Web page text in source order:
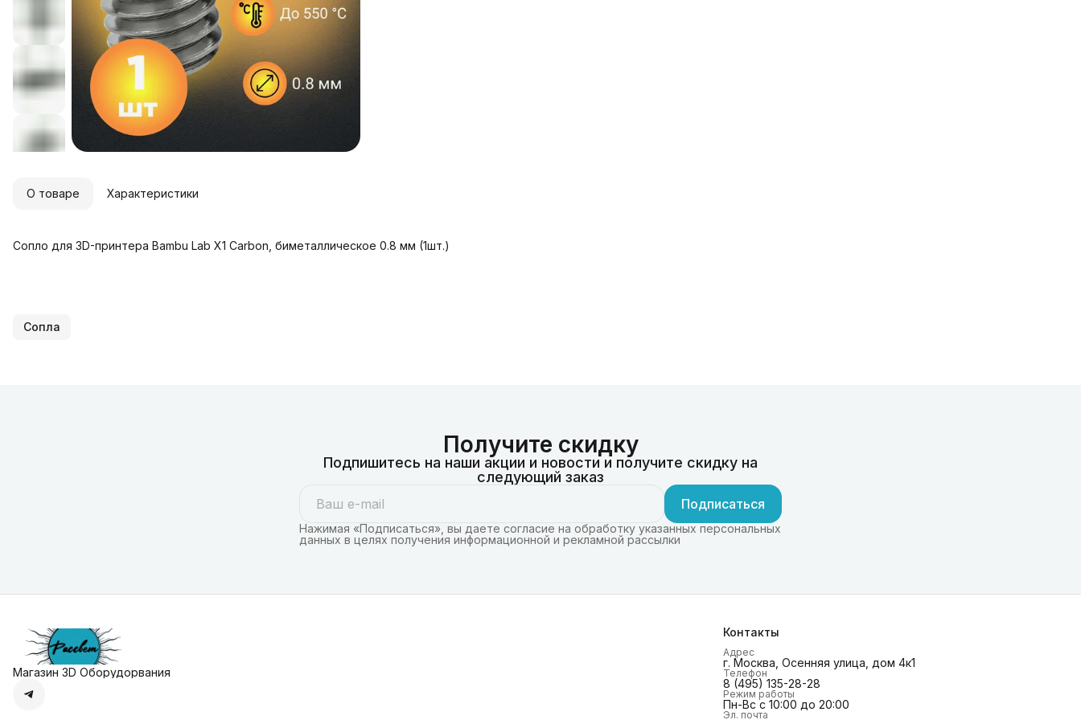
О товаре Характеристики
Сопло для 3D-принтера Bambu Lab X1 Carbon, биметаллическое 0.8 мм (1шт.)
Сопла
Получите скидку
Подпишитесь на наши акции и новости и получите скидку на
следующий заказ
Подписаться
Нажимая «Подписаться», вы даете согласие на обработку указанных персональных
данных в целях получения информационной и рекламной рассылки
Магазин 3D Оборудорвания
Контакты
Адрес
г. Москва, Осенняя улица, дом 4к1
Телефон
8 (495) 135-28-28
Режим работы
Пн-Вс с 10:00 до 20:00
Эл. почта